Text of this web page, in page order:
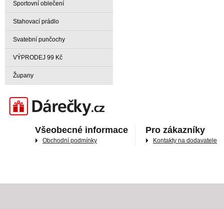
Sportovní oblečení
Stahovací prádlo
Svatební punčochy
VÝPRODEJ 99 Kč
Župany
Darečky.cz
Všeobecné informace
Obchodní podmínky
Pro zákazníky
Kontakty na dodavatele